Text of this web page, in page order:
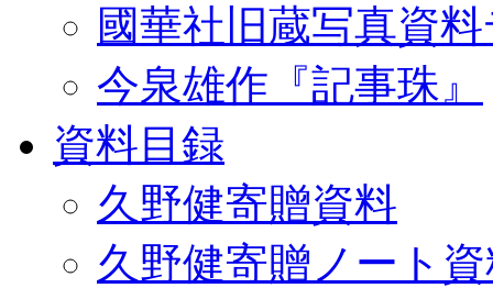
國華社旧蔵写真資
今泉雄作『記事珠』
資料目録
久野健寄贈資料
久野健寄贈ノート